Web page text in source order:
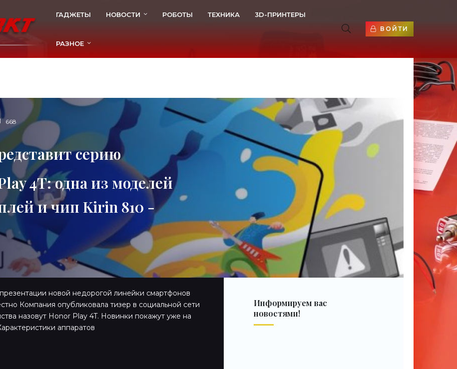
ГАДЖЕТЫ НОВОСТИ РОБОТЫ ТЕХНИКА 3D-ПРИНТЕРЫ
РАЗНОЕ
ВОЙТИ
668
серию
4T: одна из моделей
и чип Kirin 810 -
новой недорогой линейки смартфонов
Компания опубликовала тизер в социальной сети
назовут Honor Play 4T. Новинки покажут уже на
аппаратов
Информируем вас
новостями!